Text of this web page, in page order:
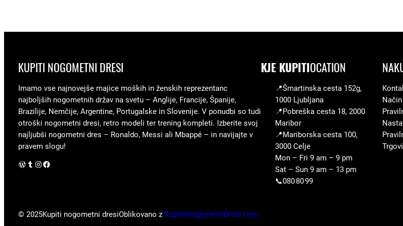
5
/
2
6
m
o
d
r
KUPITI NOGOMETNI DRESI
Imamo vse najnovejše majice moških in ženskih reprezentanc
najboljših nogometnih držav na svetu – Anglije, Francije, Španije,
Brazilije, Nemčije, Argentine, Portugalske in Slovenije. V ponudbi so tudi
otroški nogometni dresi, retro modeli ter trening kompleti. Izberite svoj
najljubši nogometni dres – Ronaldo, Messi ali Mbappé – in navijajte v
pravem slogu!
WordPress Instagram Facebook
KJE KUPITIOCATION
📍Šmartinska cesta 152g,
1000 Ljubljana
📍Pobreška cesta 18, 2000
Maribor
📍Mariborska cesta 100,
3000 Celje
Mon – Fri 9 am – 9 pm
Sat – Sun 9 am – 13 pm
📞080 80 99
© 2025Kupiti nogometni dresiOblikovano z KupiteNogometniDresi.com